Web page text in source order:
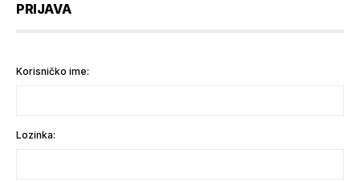
PRIJAVA
Korisničko ime:
Lozinka: